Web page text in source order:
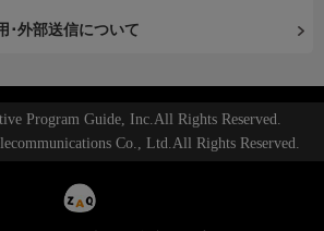
･外部送信について
Program Guide, Inc.All Rights Reserved.
Co., Ltd.All Rights Reserved.